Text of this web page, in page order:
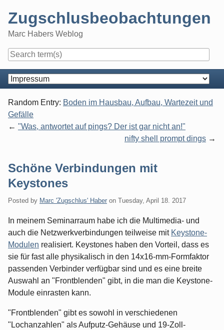
content
Zugschlusbeobachtungen
Marc Habers Weblog
Navigation
Random Entry: Boden im Hausbau, Aufbau, Wartezeit und
Gefälle
"Was, antwortet auf pings? Der ist gar nicht an!"
nifty shell prompt dings
Schöne Verbindungen mit
Keystones
Posted by Marc 'Zugschlus' Haber on Tuesday, April 18. 2017
In meinem Seminarraum habe ich die Multimedia- und
auch die Netzwerkverbindungen teilweise mit Keystone-
Modulen realisiert. Keystones haben den Vorteil, dass es
sie für fast alle physikalisch in den 14x16-mm-Formfaktor
passenden Verbinder verfügbar sind und es eine breite
Auswahl an "Frontblenden" gibt, in die man die Keystone-
Module einrasten kann.
"Frontblenden" gibt es sowohl in verschiedenen
"Lochanzahlen" als Aufputz-Gehäuse und 19-Zoll-